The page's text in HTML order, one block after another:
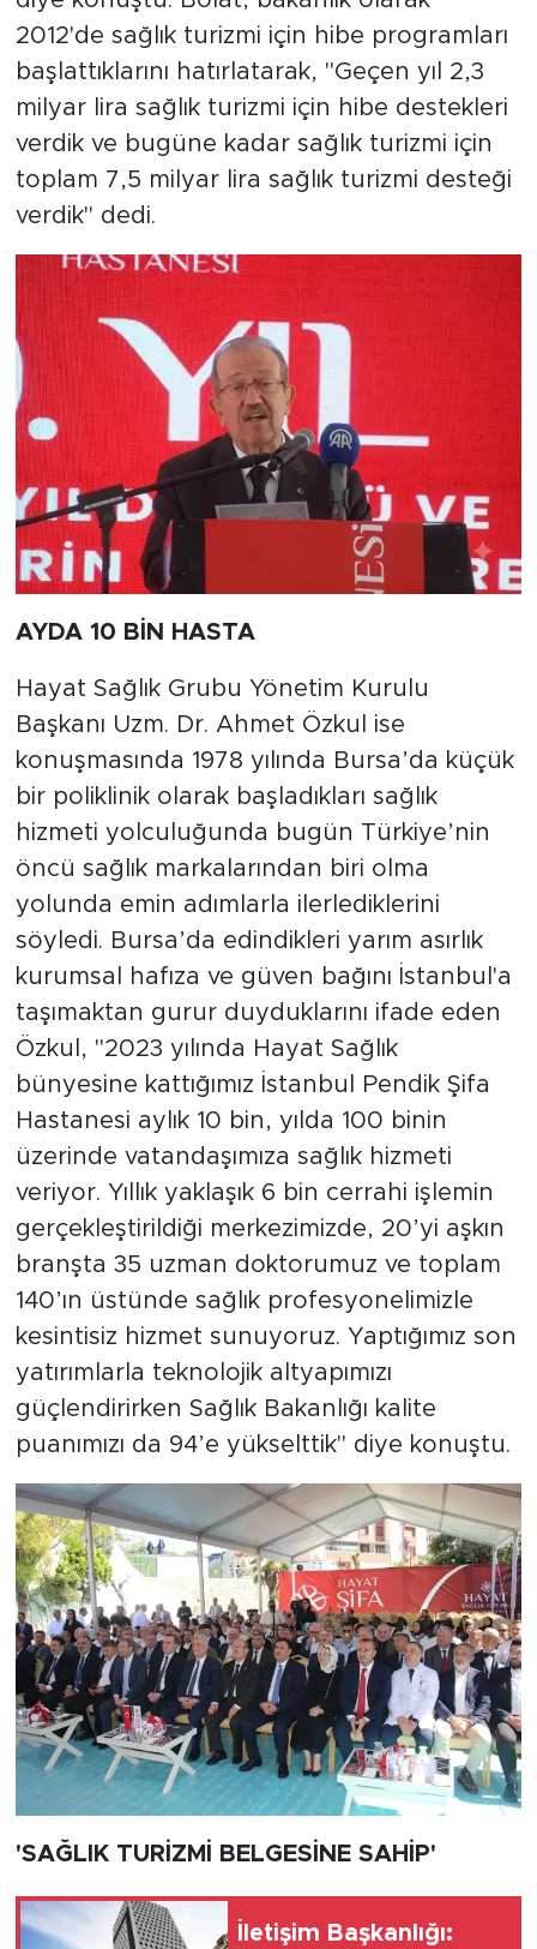
2012'de sağlık turizmi için hibe programları
başlattıklarını hatırlatarak, "Geçen yıl 2,3
milyar lira sağlık turizmi için hibe destekleri
verdik ve bugüne kadar sağlık turizmi için
toplam 7,5 milyar lira sağlık turizmi desteği
verdik" dedi.
AYDA 10 BİN HASTA
Hayat Sağlık Grubu Yönetim Kurulu
Başkanı Uzm. Dr. Ahmet Özkul ise
konuşmasında 1978 yılında Bursa’da küçük
bir poliklinik olarak başladıkları sağlık
hizmeti yolculuğunda bugün Türkiye’nin
öncü sağlık markalarından biri olma
yolunda emin adımlarla ilerlediklerini
söyledi. Bursa’da edindikleri yarım asırlık
kurumsal hafıza ve güven bağını İstanbul'a
taşımaktan gurur duyduklarını ifade eden
Özkul, "2023 yılında Hayat Sağlık
bünyesine kattığımız İstanbul Pendik Şifa
Hastanesi aylık 10 bin, yılda 100 binin
üzerinde vatandaşımıza sağlık hizmeti
veriyor. Yıllık yaklaşık 6 bin cerrahi işlemin
gerçekleştirildiği merkezimizde, 20’yi aşkın
branşta 35 uzman doktorumuz ve toplam
140’ın üstünde sağlık profesyonelimizle
kesintisiz hizmet sunuyoruz. Yaptığımız son
yatırımlarla teknolojik altyapımızı
güçlendirirken Sağlık Bakanlığı kalite
puanımızı da 94’e yükselttik" diye konuştu.
'SAĞLIK TURİZMİ BELGESİNE SAHİP'
İletişim Başkanlığı: